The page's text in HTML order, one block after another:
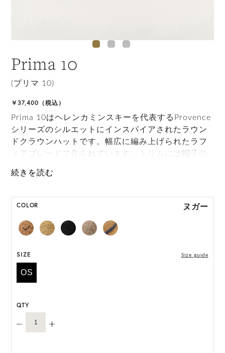
Prima 10
(プリマ 10)
￥37,400（税込）
Prima 10はヘレンカミンスキーを代表するProvence
シリーズのシルエットにインスパイアされたラウン
ドクラウンハットです。幅広に編み上げられたラフ
ィアブレードで作られています。トリムには帽子の
ィアストリングが施されています。ブリムは上にタ
したりと、お好みに合わせてスタイリングが可能で
ONE SIZE展開の商品:ONE SIZE 57.5cm
*天然素材を用いたハンドメイドのため、サイズ・色
HAT BOX(有償 GIFT BOX）対象商品
COLOR ヌガー
SIZE Size guide
OS
QTY